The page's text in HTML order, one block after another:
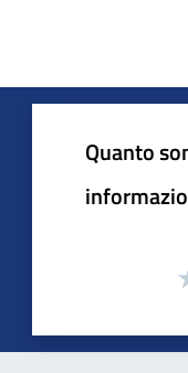
Quanto